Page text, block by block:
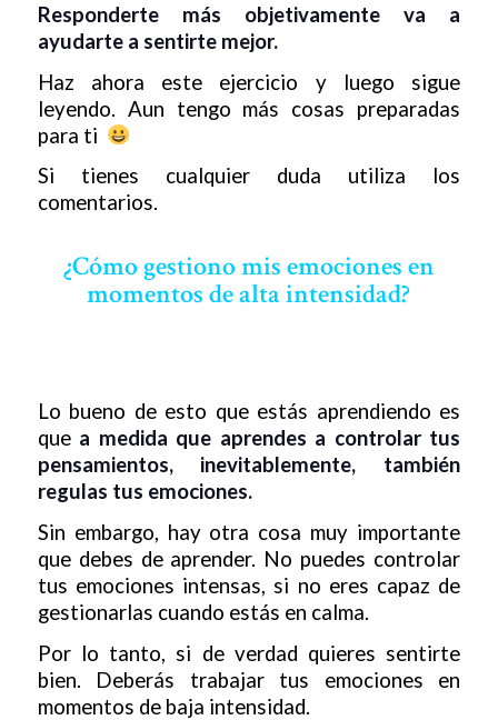
Responderte más objetivamente va a
ayudarte a sentirte mejor.
Haz ahora este ejercicio y luego sigue
leyendo. Aun tengo más cosas preparadas
para ti
Si tienes cualquier duda utiliza los
comentarios.
¿Cómo gestiono mis emociones en
momentos de alta intensidad?
Lo bueno de esto que estás aprendiendo es
que a medida que aprendes a controlar tus
pensamientos, inevitablemente, también
regulas tus emociones.
Sin embargo, hay otra cosa muy importante
que debes de aprender. No puedes controlar
tus emociones intensas, si no eres capaz de
gestionarlas cuando estás en calma.
Por lo tanto, si de verdad quieres sentirte
bien. Deberás trabajar tus emociones en
momentos de baja intensidad.